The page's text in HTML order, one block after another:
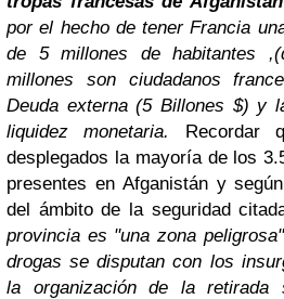
por el hecho de tener Francia
de 5 millones de habitantes ,
millones son ciudadanos
Deuda externa (5 Billones $) y
liquidez monetaria. Recordar
desplegados la mayoría de los
presentes en Afganistán y
del ámbito de la seguridad
provincia es "una zona
drogas se disputan con los
la organización de la retirada